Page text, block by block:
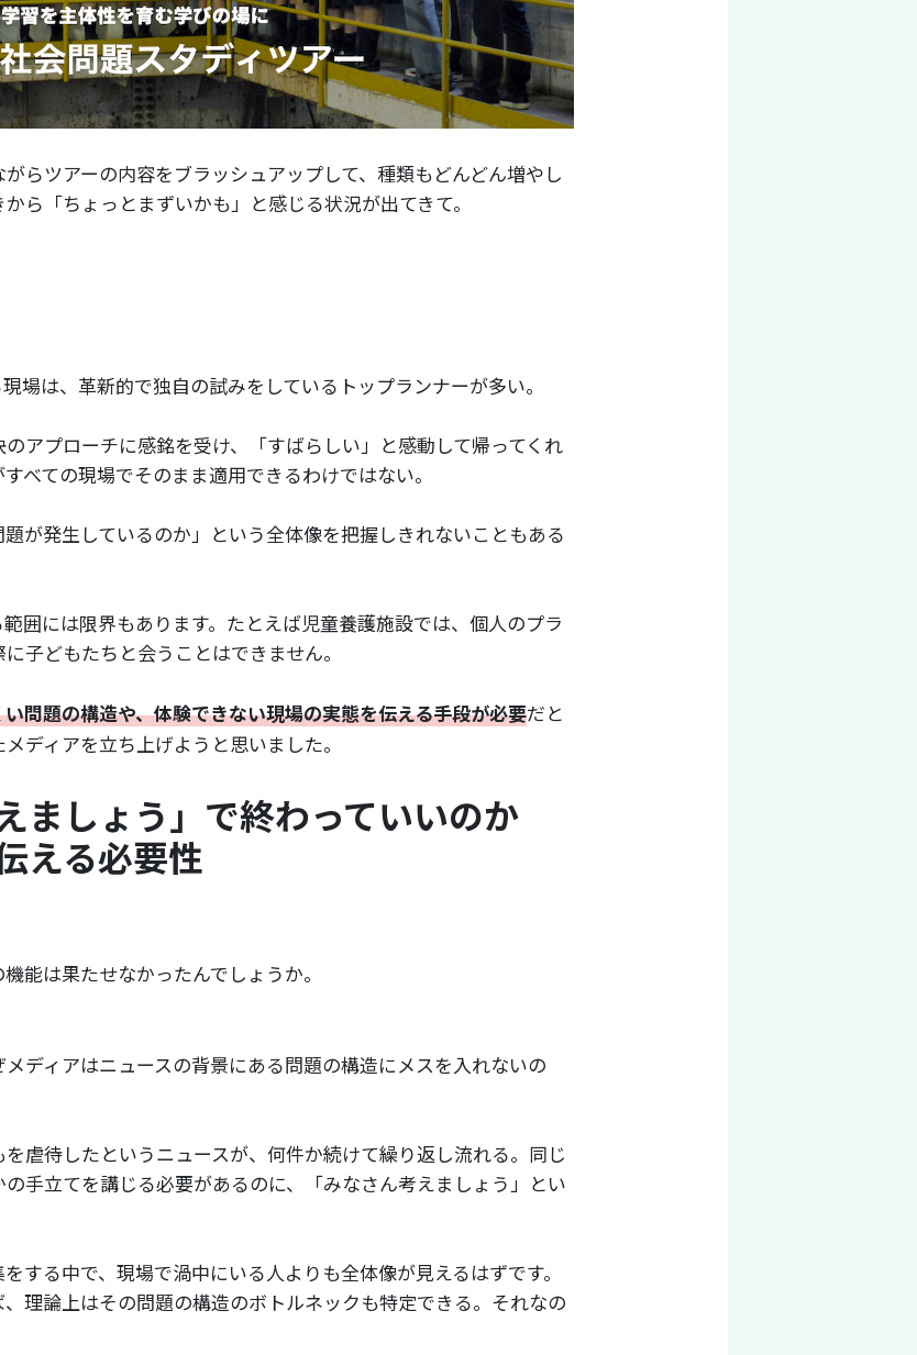
らツアーの内容をブラッシュアップして、種類もどんどん増やし
ら「ちょっとまずいかも」と感じる状況が出てきて。
場は、革新的で独自の試みをしているトップランナーが多い。
アプローチに感銘を受け、「すばらしい」と感動して帰ってくれ
べての現場でそのまま適用できるわけではない。
が発生しているのか」という全体像を把握しきれないこともある
囲には限界もあります。たとえば児童養護施設では、個人のプラ
子どもたちと会うことはできません。
問題の構造や、体験できない現場の実態を伝える手段が必要だと
ディアを立ち上げようと思いました。
ましょう」で終わっていいのか
える必要性
能は果たせなかったんでしょうか。
ディアはニュースの背景にある問題の構造にメスを入れないの
虐待したというニュースが、何件か続けて繰り返し流れる。同じ
手立てを講じる必要があるのに、「みなさん考えましょう」とい
する中で、現場で渦中にいる人よりも全体像が見えるはずです。
理論上はその問題の構造のボトルネックも特定できる。それなの